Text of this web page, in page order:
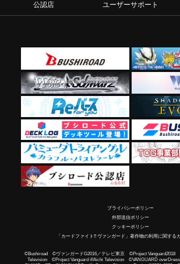
公認店
ユーザーサポート
プライバシーポリシー
外部送信ポリシー
クッキーポリシー
「カードファイト!! ヴァンガード」著作物の利用に関する
©Bushiroad ©ヴァンガードG2016／テレビ東京 ©Project Vanguard2018
Television ©Project Vanguard if/Aichi Television ©VANGUARD